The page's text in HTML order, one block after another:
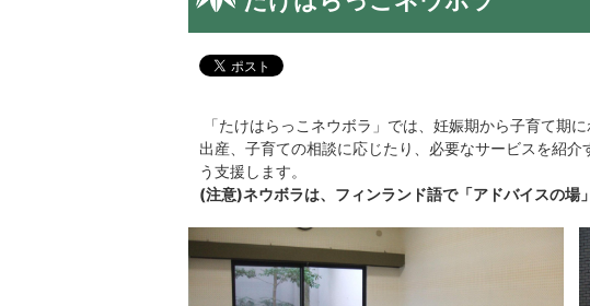
「たけはらっこネウボラ」では、妊娠期から子育て期
出産、子育ての相談に応じたり、必要なサービスを紹
う支援します。
(注意)ネウボラは、フィンランド語で「アドバイスの場